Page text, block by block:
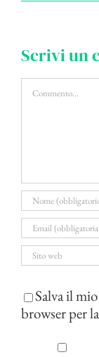
Scrivi un
Commento
Salva il
browser per